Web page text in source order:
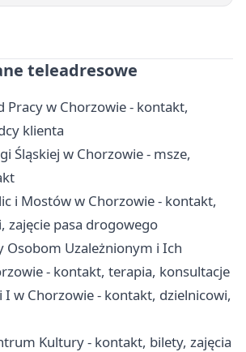
teleadresowe
Pracy w Chorzowie - kontakt,
klienta
Śląskiej w Chorzowie - msze,
i Mostów w Chorzowie - kontakt,
zajęcie pasa drogowego
Osobom Uzależnionym i Ich
- kontakt, terapia, konsultacje
I w Chorzowie - kontakt, dzielnicowi,
Kultury - kontakt, bilety, zajęcia